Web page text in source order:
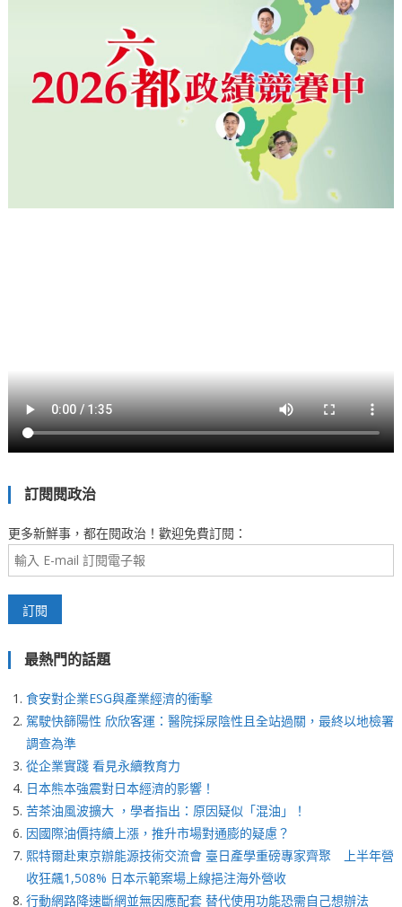
訂閱閱政治
更多新鮮事，都在閱政治！歡迎免費訂閱：
最熱門的話題
食安對企業ESG與產業經濟的衝擊
駕駛快篩陽性 欣欣客運：醫院採尿陰性且全站過關，最終以地檢署
調查為準
從企業實踐 看見永續教育力
日本熊本強震對日本經濟的影響！
苦茶油風波擴大 ，學者指出：原因疑似「混油」！
因國際油價持續上漲，推升市場對通膨的疑慮？
熙特爾赴東京辦能源技術交流會 臺日產學重磅專家齊聚 上半年營
收狂飆1,508% 日本示範案場上線挹注海外營收
行動網路降速斷網並無因應配套 替代使用功能恐需自己想辦法